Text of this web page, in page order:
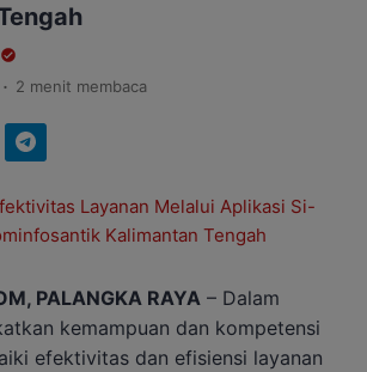
. 2 menit membaca
PALANGKA RAYA – Dalam
kemampuan dan kompetensi
efektivitas dan efisiensi layanan